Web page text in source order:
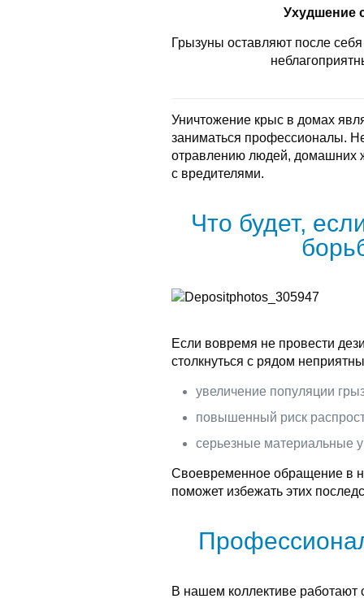
Ухудшение
Грызуны оставляют после
Уничтожение крыс в домах
заниматься профессионалы.
отравлению людей, домашних
с вредителями.
Что будет,
Если вовремя не провести
столкнуться с рядом
увеличение популяции
повышенный риск
серьезные материальные
Своевременное обращение в
поможет избежать этих
В нашем коллективе